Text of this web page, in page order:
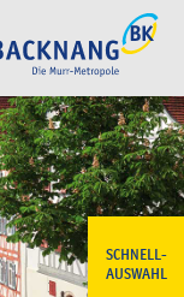
SCHNELL-
AUSWAHL